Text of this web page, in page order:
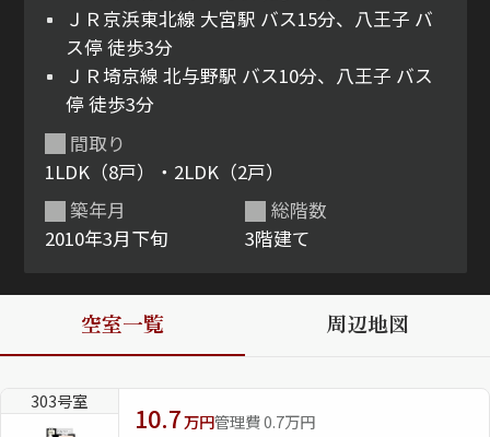
ルームツアー 動画ギャラリー
ShaMaison STYLE
シャーメゾンショップを探す
らくらく内見
シャーメゾンライフサポート
自立型サービス付き・シニア向け
ＪＲ京浜東北線 大宮駅 バス15分、八王子 バ
ス停 徒歩3分
ＪＲ埼京線 北与野駅 バス10分、八王子 バス
停 徒歩3分
築年月
2010年3月下旬
間取り
1LDK（8戸）・2LDK（2戸）
総階数
3階建て
空室一覧 周辺地図
303号室
10.7万円管理費 0.7万円